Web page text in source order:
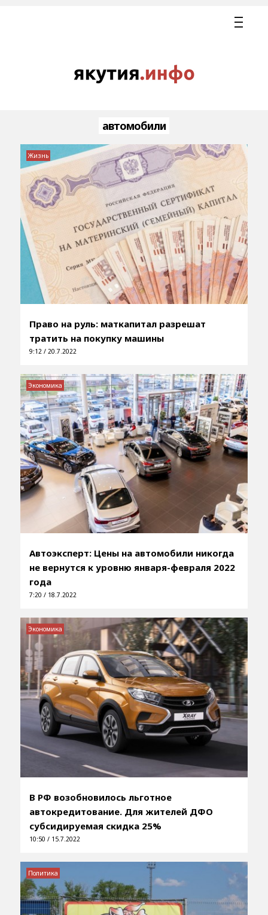
автомобили
Право на руль: маткапитал разрешат
тратить на покупку машины
9:12 / 20.7.2022
Жизнь
Автоэксперт: Цены на автомобили никогда
не вернутся к уровню января-февраля 2022
года
7:20 / 18.7.2022
Экономика
В РФ возобновилось льготное
автокредитование. Для жителей ДФО
субсидируемая скидка 25%
10:50 / 15.7.2022
Экономика
Политика